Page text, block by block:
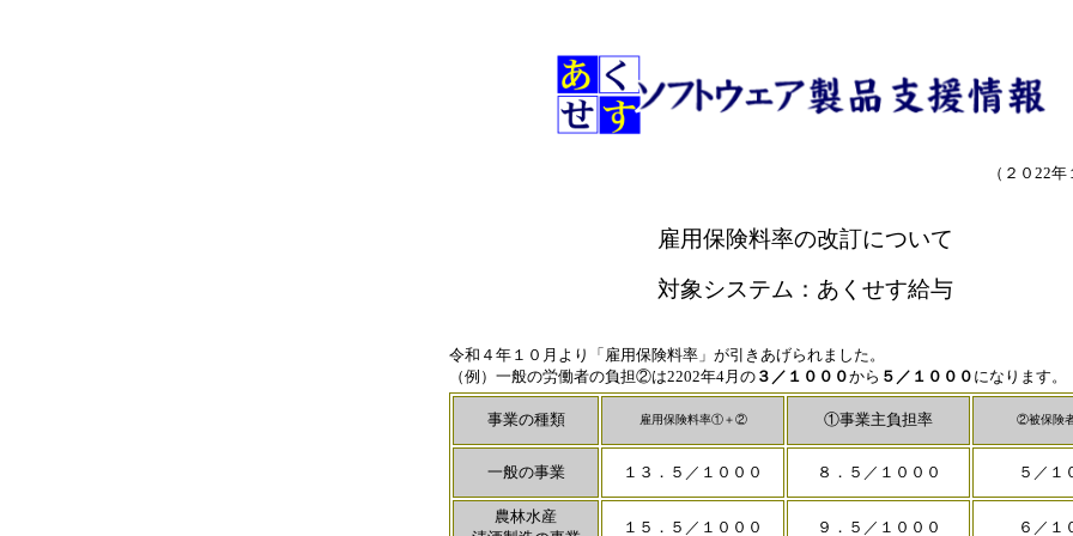
（２０22年
雇用保険料率の改訂について
対象システム：あくせす給与
令和４年１０月より「雇用保険料率」が引きあげられました。
（例）一般の労働者の負担②は2202年4月の ３／１０００から ５／１０００ になります。
事業の種類 雇用保険料率①＋② ①事業主負担率 ②被保険
一般の事業 １３．５／１０００ ８．５／１０００ ５／１
農林水産
１５．５／１０００ ９．５／１０００ ６／１